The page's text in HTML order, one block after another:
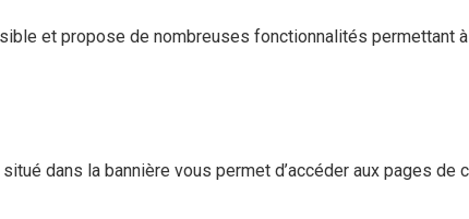
et propose de nombreuses fonctionnalités permettant
dans la bannière vous permet d’accéder aux pages de